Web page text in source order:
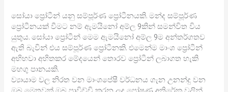
සෝයා ප්රෝටීන් යනු සම්පූර්ණ ප්රෝටීනයකි. මන්ද සම්පූර්ණ
ප්රෝටීනයක් වීමට නම් ඇමයිනෝ අම්ල 9කින් සමන්විත විය
යුතුය. සෝයා ප්රෝටීන් මෙම ඇමයිනෝ අම්ල 9ම අන්තර්ගතව
ඇති බැවින් එය සම්පූර්ණ ප්රෝටීනකි. එමෙන්ම මාංශ ප්රෝටීන්
අභිභවා අහිතකර මේදයෙන් තොරව ප්රෝටීන් ලබාගත හැකි
මහගු පානයකි.
ව්යායාම වල නිරත වන මාංශපේෂී වර්ධනය ගැන උනන්දු වන